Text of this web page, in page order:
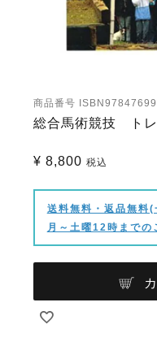
商品番号
総合馬術競技 ト
¥ 8,800 税込
送料無料・返品無料
月～土曜12時まで